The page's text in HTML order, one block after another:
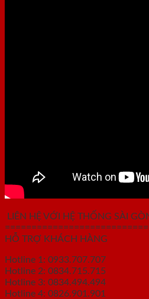
LIÊN HỆ VỚI HỆ THỐNG SÀI
HỖ TRỢ KHÁCH HÀNG
Hotline 1: 0933.707.707
Hotline 2: 0834.715.715
Hotline 3: 0834.494.494
Hotline 4: 0826.901.901